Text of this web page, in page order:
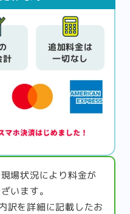
計
追加料金は
一切なし
場状況により料金が
います。
訳を詳細に記載したお